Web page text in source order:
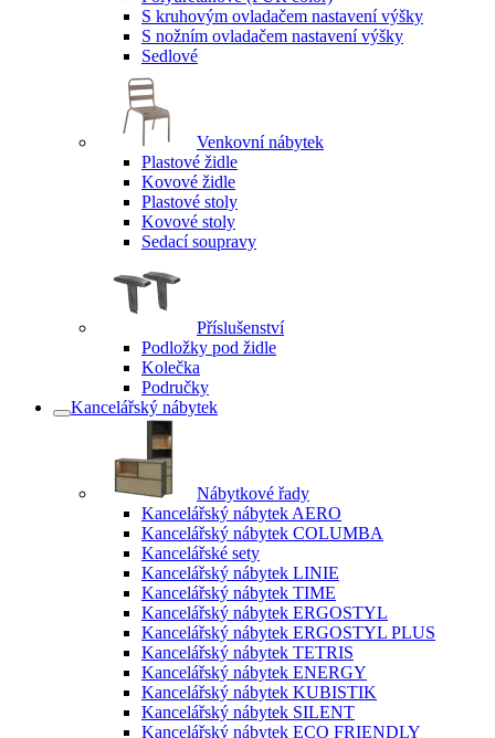
S kruhovým ovladačem nastavení výšky
S nožním ovladačem nastavení výšky
Sedlové
Venkovní nábytek
Plastové židle
Kovové židle
Plastové stoly
Kovové stoly
Sedací soupravy
Příslušenství
Podložky pod židle
Kolečka
Područky
Kancelářský nábytek
Nábytkové řady
Kancelářský nábytek AERO
Kancelářský nábytek COLUMBA
Kancelářské sety
Kancelářský nábytek LINIE
Kancelářský nábytek TIME
Kancelářský nábytek ERGOSTYL
Kancelářský nábytek ERGOSTYL PLUS
Kancelářský nábytek TETRIS
Kancelářský nábytek ENERGY
Kancelářský nábytek KUBISTIK
Kancelářský nábytek SILENT
Kancelářský nábytek ECO FRIENDLY